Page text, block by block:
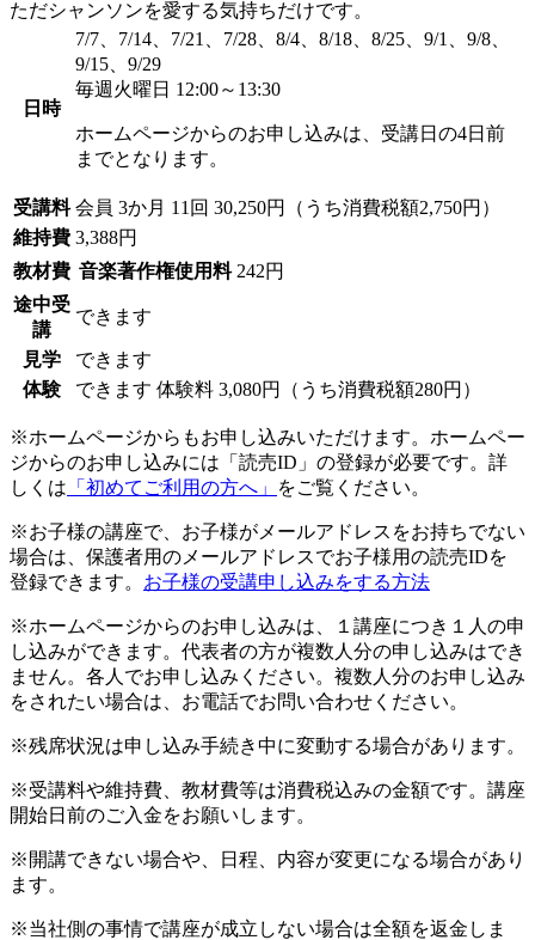
ただシャンソンを愛する気持ちだけです。
日時
7/7、7/14、7/21、7/28、8/4、8/18、8/25、9/1、9/8、
9/15、9/29
毎週火曜日 12:00～13:30
ホームページからのお申し込みは、受講日の4日前
までとなります。
受講料 会員 3か月 11回 30,250円（うち消費税額2,750円）
維持費 3,388円
教材費 音楽著作権使用料 242円
途中受
講
できます
見学
できます
体験
できます 体験料 3,080円（うち消費税額280円）
※ホームページからもお申し込みいただけます。ホームペー
ジからのお申し込みには「読売ID」の登録が必要です。詳
しくは 「初めてご利用の方へ」 をご覧ください。
※お子様の講座で、お子様がメールアドレスをお持ちでない
場合は、保護者用のメールアドレスでお子様用の読売IDを
登録できます。 お子様の受講申し込みをする方法
※ホームページからのお申し込みは、１講座につき１人の申
し込みができます。代表者の方が複数人分の申し込みはでき
ません。各人でお申し込みください。複数人分のお申し込み
をされたい場合は、お電話でお問い合わせください。
※残席状況は申し込み手続き中に変動する場合があります。
※受講料や維持費、教材費等は消費税込みの金額です。講座
開始日前のご入金をお願いします。
※開講できない場合や、日程、内容が変更になる場合があり
ます。
※当社側の事情で講座が成立しない場合は全額を返金しま